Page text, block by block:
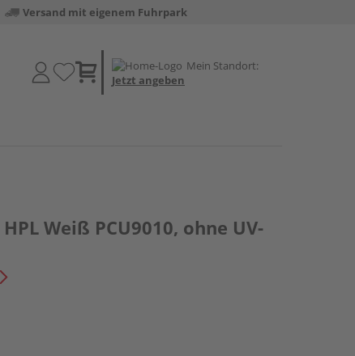
Versand mit eigenem Fuhrpark
Mein Standort:
Jetzt angeben
Weiß PCU9010, ohne UV-